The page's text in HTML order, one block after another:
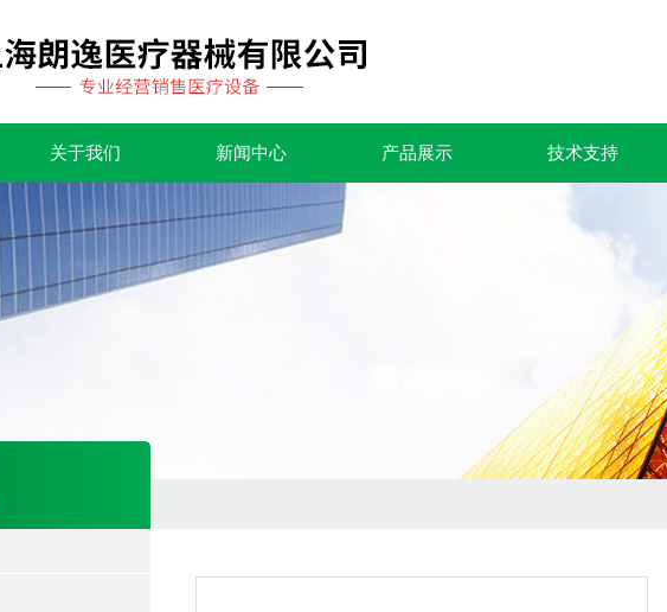
关于我们 新闻中心 产品展示 技术支持